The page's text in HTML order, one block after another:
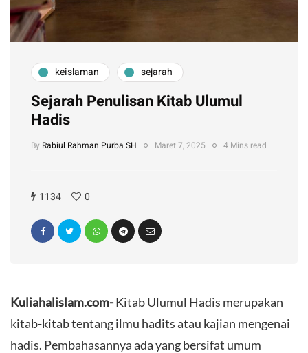
keislaman sejarah
Sejarah Penulisan Kitab Ulumul
Hadis
By Rabiul Rahman Purba SH Maret 7, 2025 4 Mins read
1134 0
Kuliahalislam.com-Kitab Ulumul Hadis merupakan
kitab-kitab tentang ilmu hadits atau kajian mengenai
hadis. Pembahasannya ada yang bersifat umum